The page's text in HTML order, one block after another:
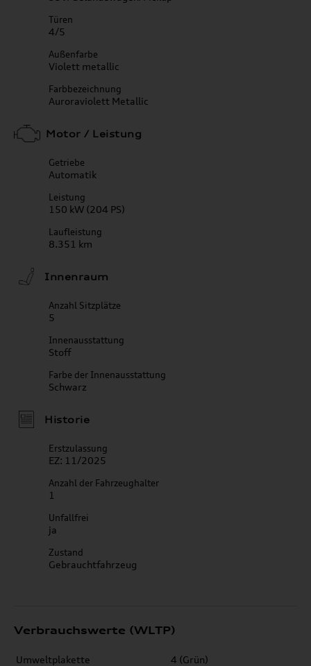
Türen
4/5
Außenfarbe
Violett metallic
Farbbezeichnung
Auroraviolett Metallic
Motor / Leistung
Getriebe
Automatik
Leistung
150 kW (204 PS)
Laufleistung
8.351 km
Innenraum
Anzahl Sitzplätze
5
Innenausstattung
Stoff
Farbe der Innenausstattung
Schwarz
Historie
Erstzulassung
EZ: 11/2025
Anzahl der Fahrzeughalter
1
Unfallfrei
ja
Zustand
Gebrauchtfahrzeug
Verbrauchswerte (WLTP)
Umweltplakette
4 (Grün)